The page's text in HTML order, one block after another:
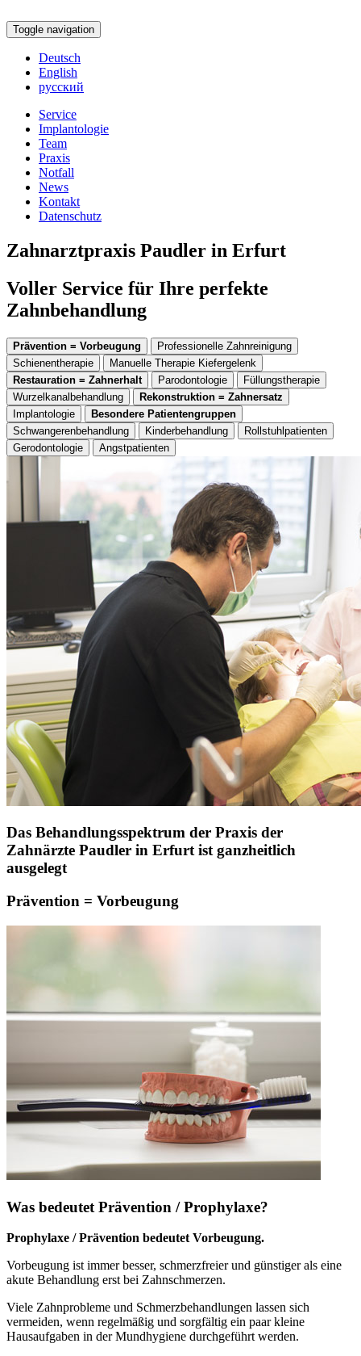
Toggle navigation
Deutsch
English
русский
Service
Implantologie
Team
Praxis
Notfall
News
Kontakt
Datenschutz
Zahnarztpraxis Paudler in Erfurt
Voller Service für Ihre perfekte
Zahnbehandlung
Prävention = Vorbeugung
Professionelle Zahnreinigung
Schienentherapie
Manuelle Therapie Kiefergelenk
Restauration = Zahnerhalt
Parodontologie
Füllungstherapie
Wurzelkanalbehandlung
Rekonstruktion = Zahnersatz
Implantologie
Besondere Patientengruppen
Schwangerenbehandlung
Kinderbehandlung
Rollstuhlpatienten
Gerodontologie
Angstpatienten
Das Behandlungsspektrum der Praxis der
Zahnärzte Paudler in Erfurt ist ganzheitlich
ausgelegt
Prävention = Vorbeugung
Was bedeutet Prävention / Prophylaxe?
Prophylaxe / Prävention bedeutet Vorbeugung.
Vorbeugung ist immer besser, schmerzfreier und günstiger als eine
akute Behandlung erst bei Zahnschmerzen.
Viele Zahnprobleme und Schmerzbehandlungen lassen sich
vermeiden, wenn regelmäßig und sorgfältig ein paar kleine
Hausaufgaben in der Mundhygiene durchgeführt werden.